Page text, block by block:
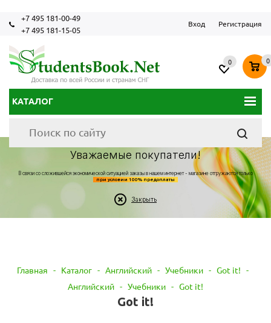
+7 495 181-00-49
+7 495 181-15-05
Вход Регистрация
КАТАЛОГ
0 0
Уважаемые покупатели!
В связи со сложившейся экономической ситуацией заказы в нашем интернет - магазине отгружаются только
при условии 100% предоплаты
Закрыть
Главная - Каталог - Английский - Учебники - Got it! -
Английский - Учебники - Got it!
Got it!